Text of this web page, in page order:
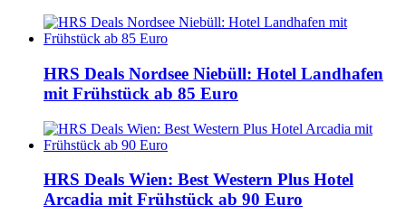
HRS Deals Nordsee Niebüll: Hotel Landhafen
mit Frühstück ab 85 Euro
HRS Deals Wien: Best Western Plus Hotel
Arcadia mit Frühstück ab 90 Euro